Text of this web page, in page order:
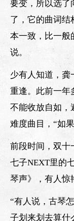
要变，所以选了
了，它的曲词结
本一致，比一般
说。
少有人知道，龚
重逢。此前一年
不能收放自如，
难度曲目，“如
前段时间，双十
七子NEXT里的
琴声》，有人惊
“有人说，古琴
子划来划去算什